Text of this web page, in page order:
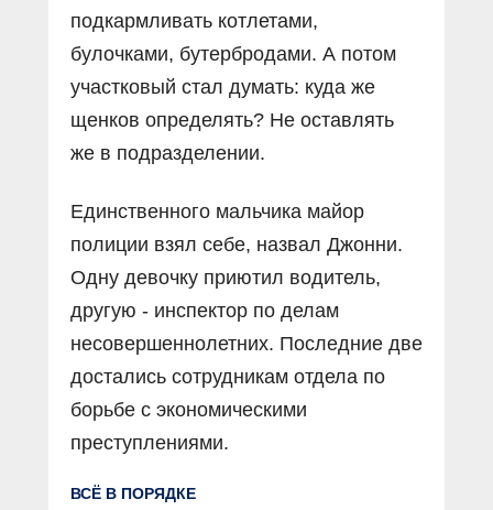
подкармливать котлетами,
булочками, бутербродами. А потом
участковый стал думать: куда же
щенков определять? Не оставлять
же в подразделении.
Единственного мальчика майор
полиции взял себе, назвал Джонни.
Одну девочку приютил водитель,
другую - инспектор по делам
несовершеннолетних. Последние две
достались сотрудникам отдела по
борьбе с экономическими
преступлениями.
ВСЁ В ПОРЯДКЕ